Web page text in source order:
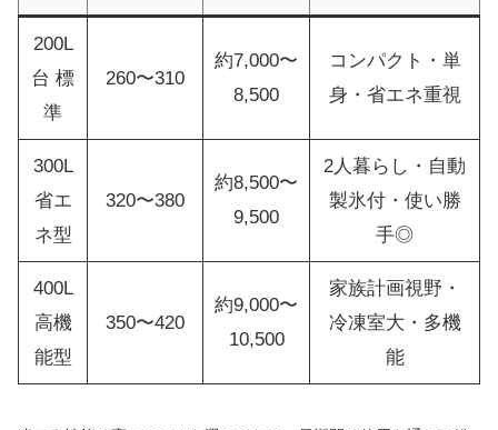
200L
台 標
準
260〜310
約7,000〜
8,500
コンパクト・単
身・省エネ重視
300L
省エ
ネ型
320〜380
約8,500〜
9,500
2人暮らし・自動
製氷付・使い勝
手◎
400L
高機
能型
350〜420
約9,000〜
10,500
家族計画視野・
冷凍室大・多機
能